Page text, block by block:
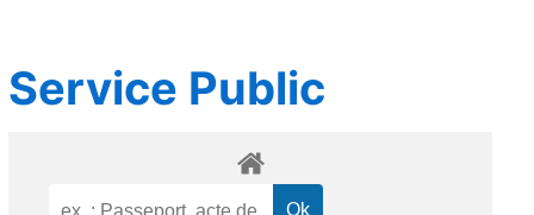
Service Public